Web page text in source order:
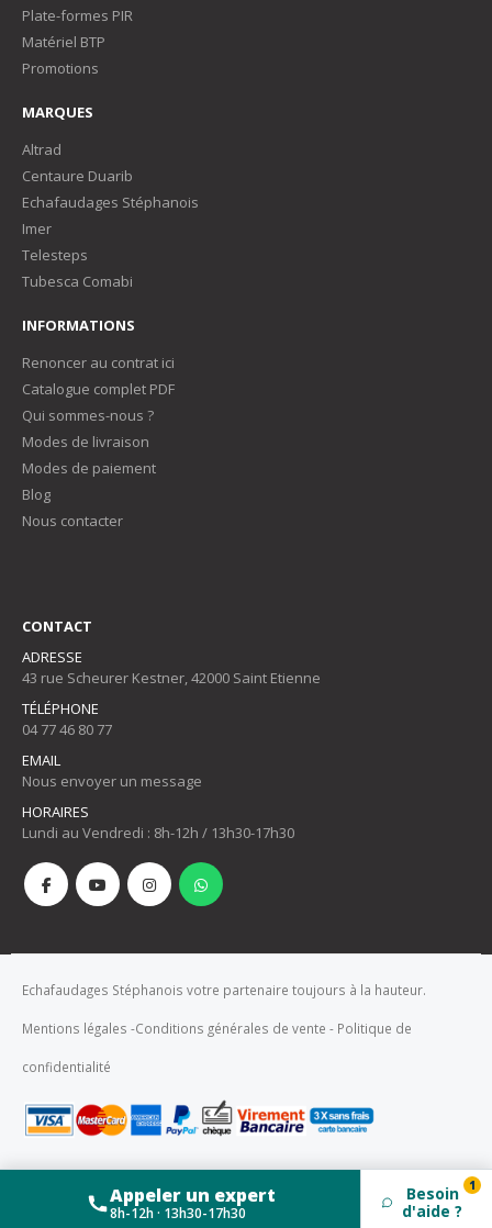
Plate-formes PIR
Matériel BTP
Promotions
MARQUES
Altrad
Centaure Duarib
Echafaudages Stéphanois
Imer
Telesteps
Tubesca Comabi
INFORMATIONS
Renoncer au contrat ici
Catalogue complet PDF
Qui sommes-nous ?
Modes de livraison
Modes de paiement
Blog
Nous contacter
CONTACT
ADRESSE
43 rue Scheurer Kestner, 42000 Saint Etienne
TÉLÉPHONE
04 77 46 80 77
EMAIL
Nous envoyer un message
HORAIRES
Lundi au Vendredi : 8h-12h / 13h30-17h30
Echafaudages Stéphanois votre partenaire toujours à la hauteur.
Mentions légales -Conditions générales de vente - Politique de
confidentialité
Appeler un expert
8h-12h · 13h30-17h30
Besoin
d'aide ?
1